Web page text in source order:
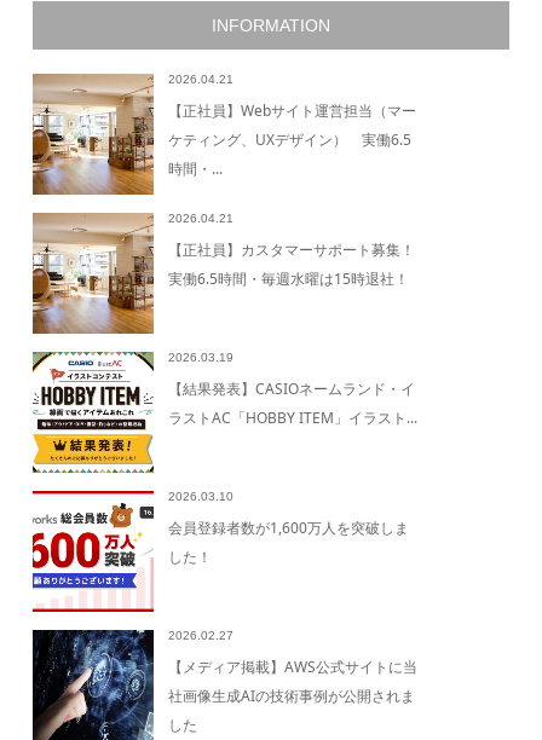
INFORMATION
2026.04.21
【正社員】Webサイト運営担当（マー
ケティング、UXデザイン） 実働6.5
時間・...
2026.04.21
【正社員】カスタマーサポート募集！
実働6.5時間・毎週水曜は15時退社！
2026.03.19
【結果発表】CASIOネームランド・イ
ラストAC「HOBBY ITEM」イラスト...
2026.03.10
会員登録者数が1,600万人を突破しま
した！
2026.02.27
【メディア掲載】AWS公式サイトに当
社画像生成AIの技術事例が公開されま
した